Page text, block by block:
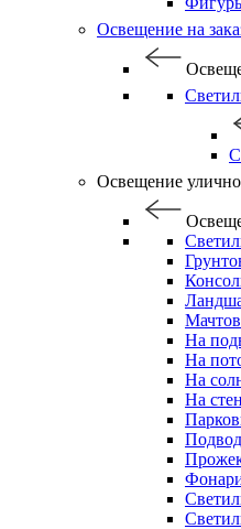
Освещение на
Освещение
На
На
На
На